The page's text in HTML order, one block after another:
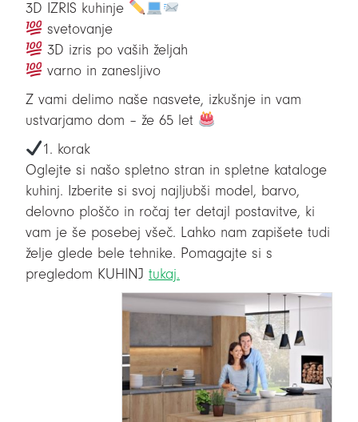
3D IZRIS kuhinje
svetovanje
3D izris po vaših željah
varno in zanesljivo
Z vami delimo naše nasvete, izkušnje in vam
ustvarjamo dom – že 65 let
1. korak
Oglejte si našo spletno stran in spletne kataloge
kuhinj. Izberite si svoj najljubši model, barvo,
delovno ploščo in ročaj ter detajl postavitve, ki
vam je še posebej všeč. Lahko nam zapišete tudi
želje glede bele tehnike. Pomagajte si s
pregledom KUHINJ tukaj.